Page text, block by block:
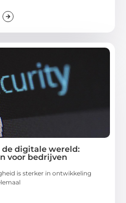
digitale wereld:
voor bedrijven
is sterker in ontwikkeling